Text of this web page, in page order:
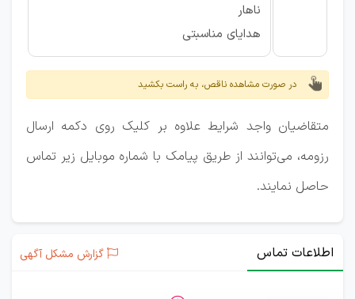
ناهار
هدایای مناسبتی
در صورت مشاهده ناقص، به راست بکشید
متقاضیان واجد شرایط علاوه بر کلیک روی دکمه ارسال
رزومه، می‌توانند از طریق پیامک با شماره موبایل زیر تماس
حاصل نمایند.
اطلاعات تماس گزارش مشکل آگهی